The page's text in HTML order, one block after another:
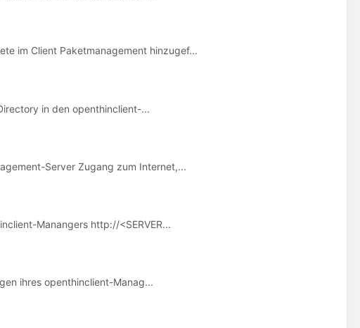
im Client Paketmanagement hinzugef...
in den openthinclient-...
Server Zugang zum Internet,...
Manangers http://<SERVER...
ihres openthinclient-Manag...